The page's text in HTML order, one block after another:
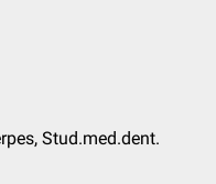
Stud.med.dent.